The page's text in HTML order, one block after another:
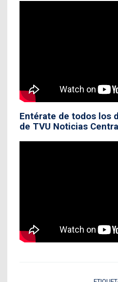
Entérate de todos los
de TVU Noticias Central